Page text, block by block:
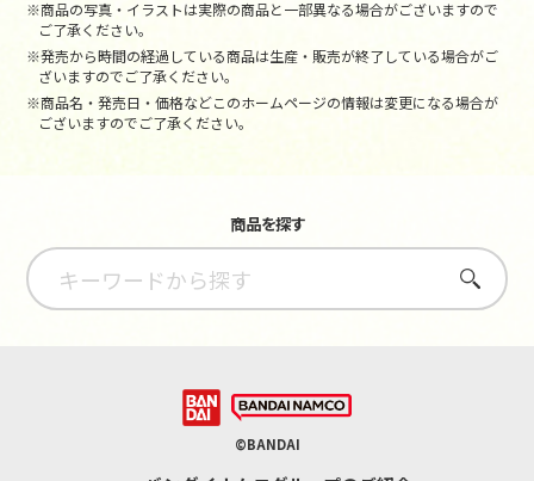
※商品の写真・イラストは実際の商品と一部異なる場合がございますので
ご了承ください。
※発売から時間の経過している商品は生産・販売が終了している場合がご
ざいますのでご了承ください。
※商品名・発売日・価格などこのホームページの情報は変更になる場合が
ございますのでご了承ください。
商品を探す
さがす
©BANDAI